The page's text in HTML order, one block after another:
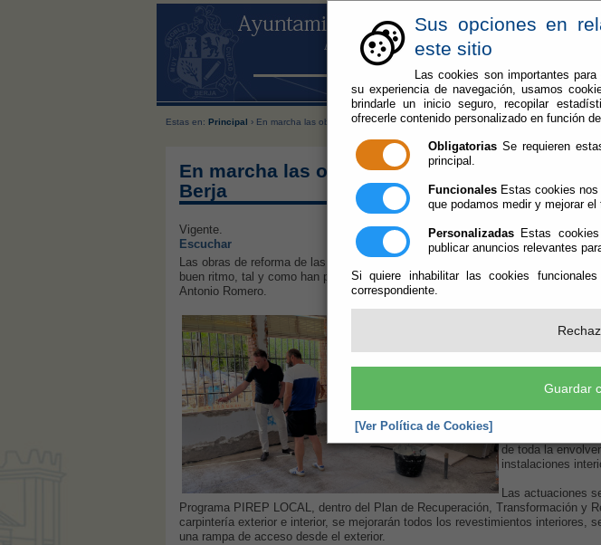
Sus opciones en
este sitio
Las cookies son importantes
su experiencia de navegación, usamos
brindarle un inicio seguro, recopilar
ofrecerle contenido personalizado en función
Obligatorias Se requieren
principal.
Funcionales Estas cookies
que podamos medir y mejorar el
Personalizadas Estas
publicar anuncios relevantes
Si quiere inhabilitar las cookies
correspondiente.
Guardar
[Ver Política de Cookies]
Estas en: Principal › En marcha las obras de reforma de las dependencias de Protección Civil de Berja
En marcha las obras de reforma de las
Berja
Vigente.
Escuchar
Las obras de reforma de las dependencias de Protección Civil de Berja en el
buen ritmo, tal y como han podido comprobar en una visita el alcalde de Berja,
Antonio Romero.
para rehabilitar
El Ayuntamiento
Las obras que se
eficiencia
de toda la
instalaciones
Las actuaciones
Programa PIREP LOCAL, dentro del Plan de Recuperación, Transformación y
carpintería exterior e interior, se mejorarán todos los revestimientos interiores,
una rampa de acceso desde el exterior.